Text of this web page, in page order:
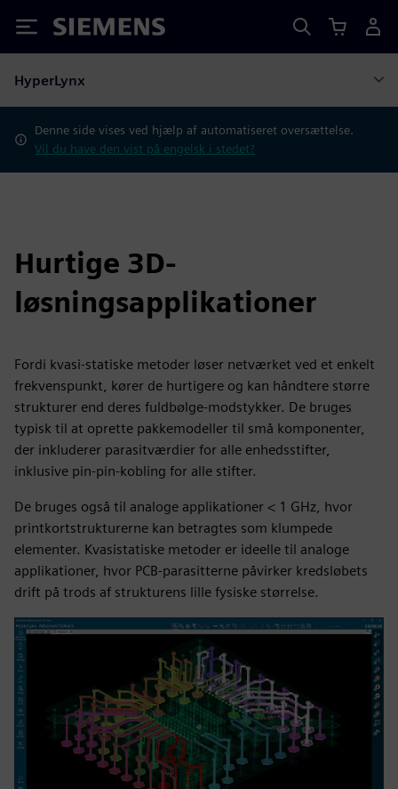
Siemens
HyperLynx
Denne side vises ved hjælp af automatiseret oversættelse.
Vil du have den vist på engelsk i stedet?
Hurtige 3D-
løsningsapplikationer
Fordi kvasi-statiske metoder løser netværket ved et enkelt
frekvenspunkt, kører de hurtigere og kan håndtere større
strukturer end deres fuldbølge-modstykker. De bruges
typisk til at oprette pakkemodeller til små komponenter,
der inkluderer parasitværdier for alle enhedsstifter,
inklusive pin-pin-kobling for alle stifter.
De bruges også til analoge applikationer < 1 GHz, hvor
printkortstrukturerne kan betragtes som klumpede
elementer. Kvasistatiske metoder er ideelle til analoge
applikationer, hvor PCB-parasitterne påvirker kredsløbets
drift på trods af strukturens lille fysiske størrelse.